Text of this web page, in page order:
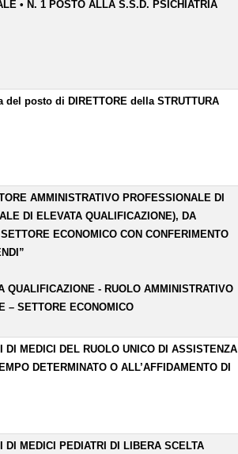
• N. 1 POSTO ALLA S.S.D. PSICHIATRIA
posto di DIRETTORE della STRUTTURA
AMMINISTRATIVO PROFESSIONALE DI
DI ELEVATA QUALIFICAZIONE), DA
ECONOMICO CON CONFERIMENTO
QUALIFICAZIONE - RUOLO AMMINISTRATIVO
– SETTORE ECONOMICO
MEDICI DEL RUOLO UNICO DI ASSISTENZA
DETERMINATO O ALL’AFFIDAMENTO DI
MEDICI PEDIATRI DI LIBERA SCELTA